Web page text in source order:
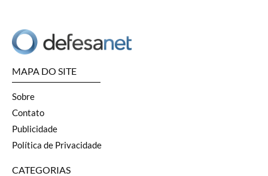
MAPA DO SITE
Sobre
Contato
Publicidade
Política de Privacidade
CATEGORIAS